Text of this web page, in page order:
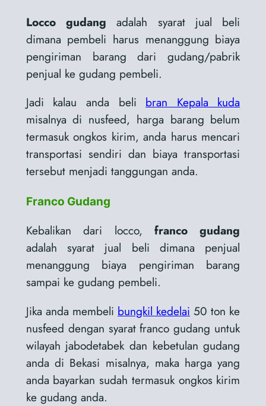
Locco gudang adalah syarat jual beli
dimana pembeli harus menanggung biaya
pengiriman barang dari gudang/pabrik
penjual ke gudang pembeli.
Jadi kalau anda beli bran Kepala kuda
misalnya di nusfeed, harga barang belum
termasuk ongkos kirim, anda harus mencari
transportasi sendiri dan biaya transportasi
tersebut menjadi tanggungan anda.
Franco Gudang
Kebalikan dari locco, franco gudang
adalah syarat jual beli dimana penjual
menanggung biaya pengiriman barang
sampai ke gudang pembeli.
Jika anda membeli bungkil kedelai 50 ton ke
nusfeed dengan syarat franco gudang untuk
wilayah jabodetabek dan kebetulan gudang
anda di Bekasi misalnya, maka harga yang
anda bayarkan sudah termasuk ongkos kirim
ke gudang anda.